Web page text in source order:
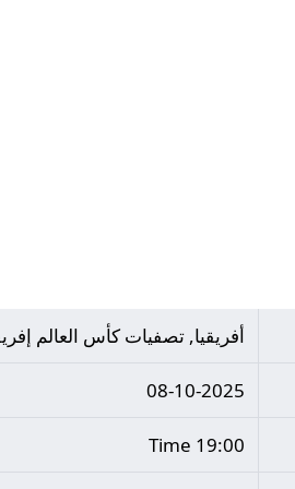
أفريقيا, تصفيات كأس العالم
08-10-2025
19:00 Time